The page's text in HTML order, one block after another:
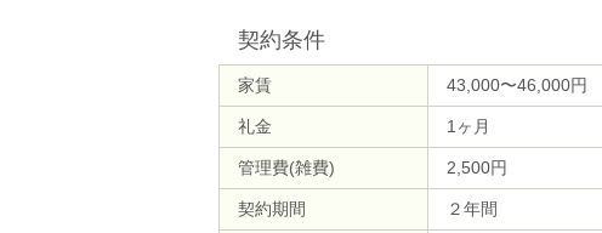
契約条件
家賃 43,000〜46,000円
礼金 1ヶ月
管理費(雑費) 2,500円
契約期間 ２年間